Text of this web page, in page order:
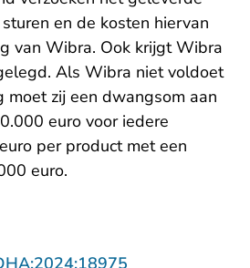
en de kosten hiervan
van Wibra. Ook krijgt Wibra
Als Wibra niet voldoet
moet zij een dwangsom aan
euro voor iedere
per product met een
euro.